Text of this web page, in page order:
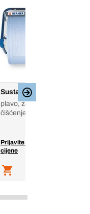
Sustav odmotavanja
plavo, za papir za
čišćenje
Prijavite se kako bi vidjeli
cijene